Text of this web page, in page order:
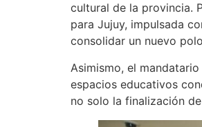
cultural de la provincia.
para Jujuy, impulsada
consolidar un nuevo
Asimismo, el
espacios educativos
no solo la finalización